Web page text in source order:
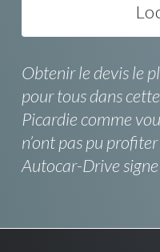
Obtenir le devis le
pour tous dans
Picardie comme
n’ont pas pu
Autocar-Drive